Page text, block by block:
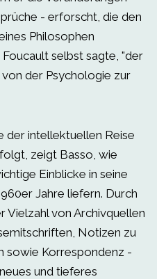
- erforscht, die den
Philosophen
selbst sagte, "der
der Psychologie zur
der intellektuellen Reise
zeigt Basso, wie
Einblicke in seine
Jahre liefern. Durch
Vielzahl von Archivquellen
Notizen zu
sowie Korrespondenz -
und tieferes